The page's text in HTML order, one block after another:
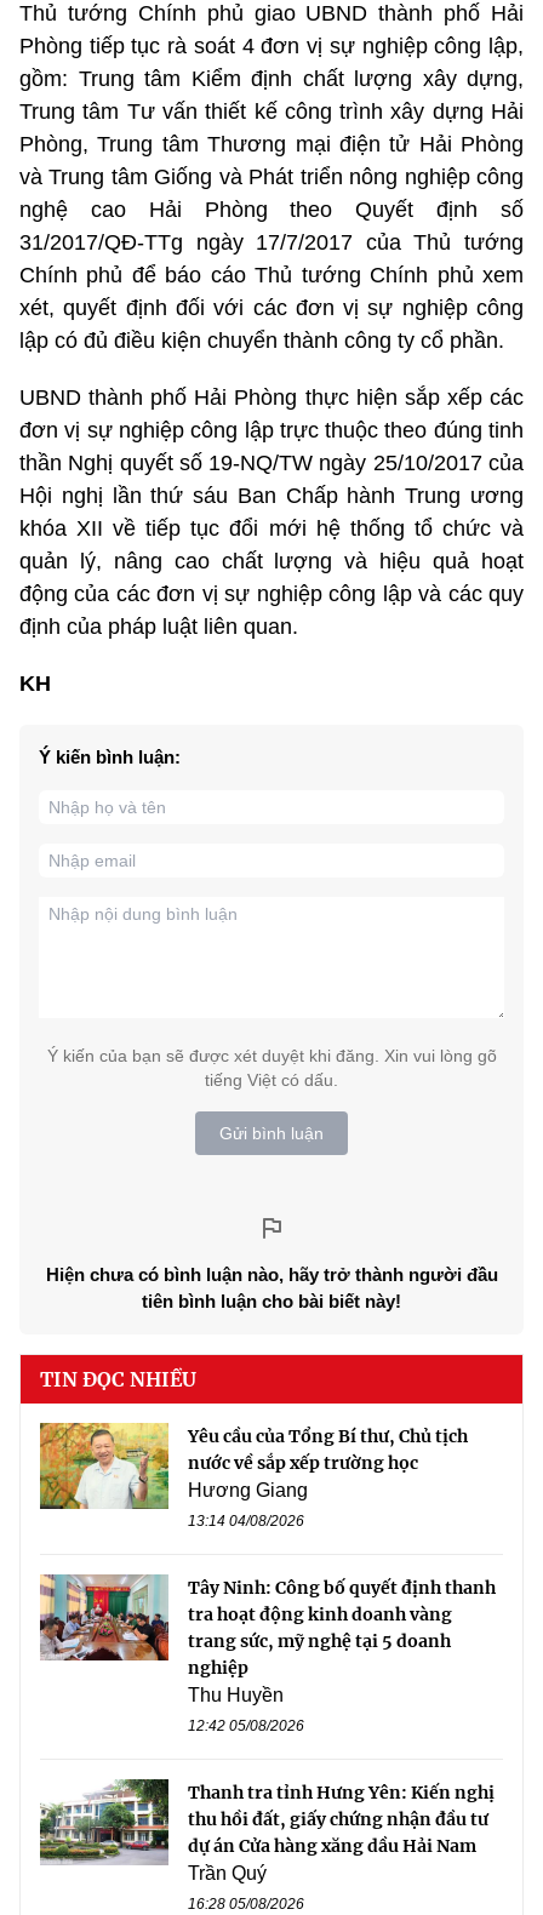
Thủ tướng Chính phủ giao UBND thành phố Hải
Phòng tiếp tục rà soát 4 đơn vị sự nghiệp công lập,
gồm: Trung tâm Kiểm định chất lượng xây dựng,
Trung tâm Tư vấn thiết kế công trình xây dựng Hải
Phòng, Trung tâm Thương mại điện tử Hải Phòng
và Trung tâm Giống và Phát triển nông nghiệp công
nghệ cao Hải Phòng theo Quyết định số
31/2017/QĐ-TTg ngày 17/7/2017 của Thủ tướng
Chính phủ để báo cáo Thủ tướng Chính phủ xem
xét, quyết định đối với các đơn vị sự nghiệp công
lập có đủ điều kiện chuyển thành công ty cổ phần.
UBND thành phố Hải Phòng thực hiện sắp xếp các
đơn vị sự nghiệp công lập trực thuộc theo đúng tinh
thần Nghị quyết số 19-NQ/TW ngày 25/10/2017 của
Hội nghị lần thứ sáu Ban Chấp hành Trung ương
khóa XII về tiếp tục đổi mới hệ thống tổ chức và
quản lý, nâng cao chất lượng và hiệu quả hoạt
động của các đơn vị sự nghiệp công lập và các quy
định của pháp luật liên quan.
KH
Ý kiến bình luận:
Ý kiến của bạn sẽ được xét duyệt khi đăng. Xin vui lòng gõ
tiếng Việt có dấu.
Gửi bình luận
Hiện chưa có bình luận nào, hãy trở thành người đầu
tiên bình luận cho bài biết này!
TIN ĐỌC NHIỀU
Yêu cầu của Tổng Bí thư, Chủ tịch
nước về sắp xếp trường học
Hương Giang
13:14 04/08/2026
Tây Ninh: Công bố quyết định thanh
tra hoạt động kinh doanh vàng
trang sức, mỹ nghệ tại 5 doanh
nghiệp
Thu Huyền
12:42 05/08/2026
Thanh tra tỉnh Hưng Yên: Kiến nghị
thu hồi đất, giấy chứng nhận đầu tư
dự án Cửa hàng xăng dầu Hải Nam
Trần Quý
16:28 05/08/2026